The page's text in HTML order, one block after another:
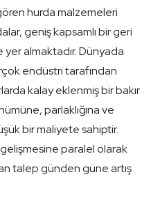
hurda malzemeleri
geniş kapsamlı bir geri
almaktadır. Dünyada
endüstri tarafından
kalay eklenmiş bir bakır
parlaklığına ve
bir maliyete sahiptir.
paralel olarak
talep günden güne artış